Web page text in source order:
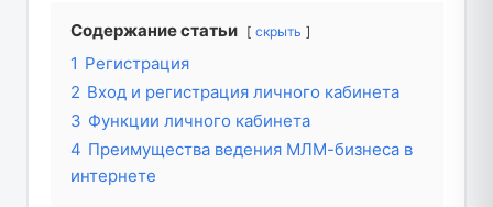
Содержание статьи скрыть
1 Регистрация
2 Вход и регистрация личного кабинета
3 Функции личного кабинета
4 Преимущества ведения МЛМ-бизнеса в
интернете